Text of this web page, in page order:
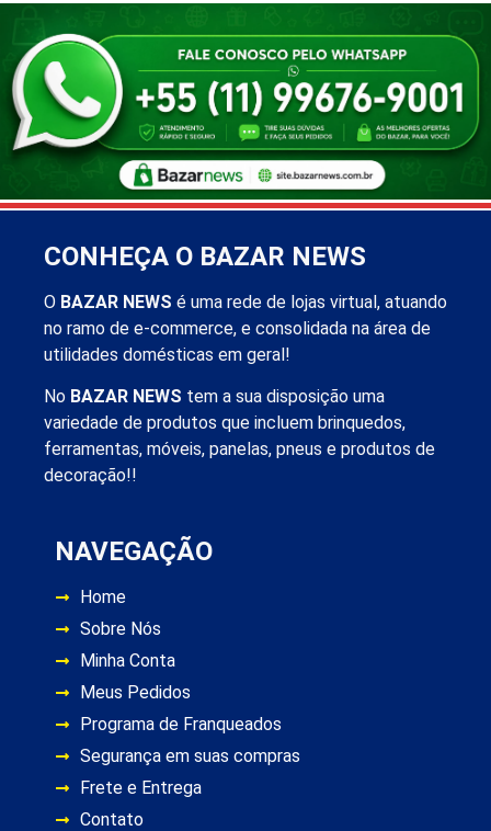
CONHEÇA O BAZAR NEWS
O BAZAR NEWS é uma rede de lojas virtual, atuando
no ramo de e-commerce, e consolidada na área de
utilidades domésticas em geral!
No BAZAR NEWS tem a sua disposição uma
variedade de produtos que incluem brinquedos,
ferramentas, móveis, panelas, pneus e produtos de
decoração!!
NAVEGAÇÃO
Home
Sobre Nós
Minha Conta
Meus Pedidos
Programa de Franqueados
Segurança em suas compras
Frete e Entrega
Contato